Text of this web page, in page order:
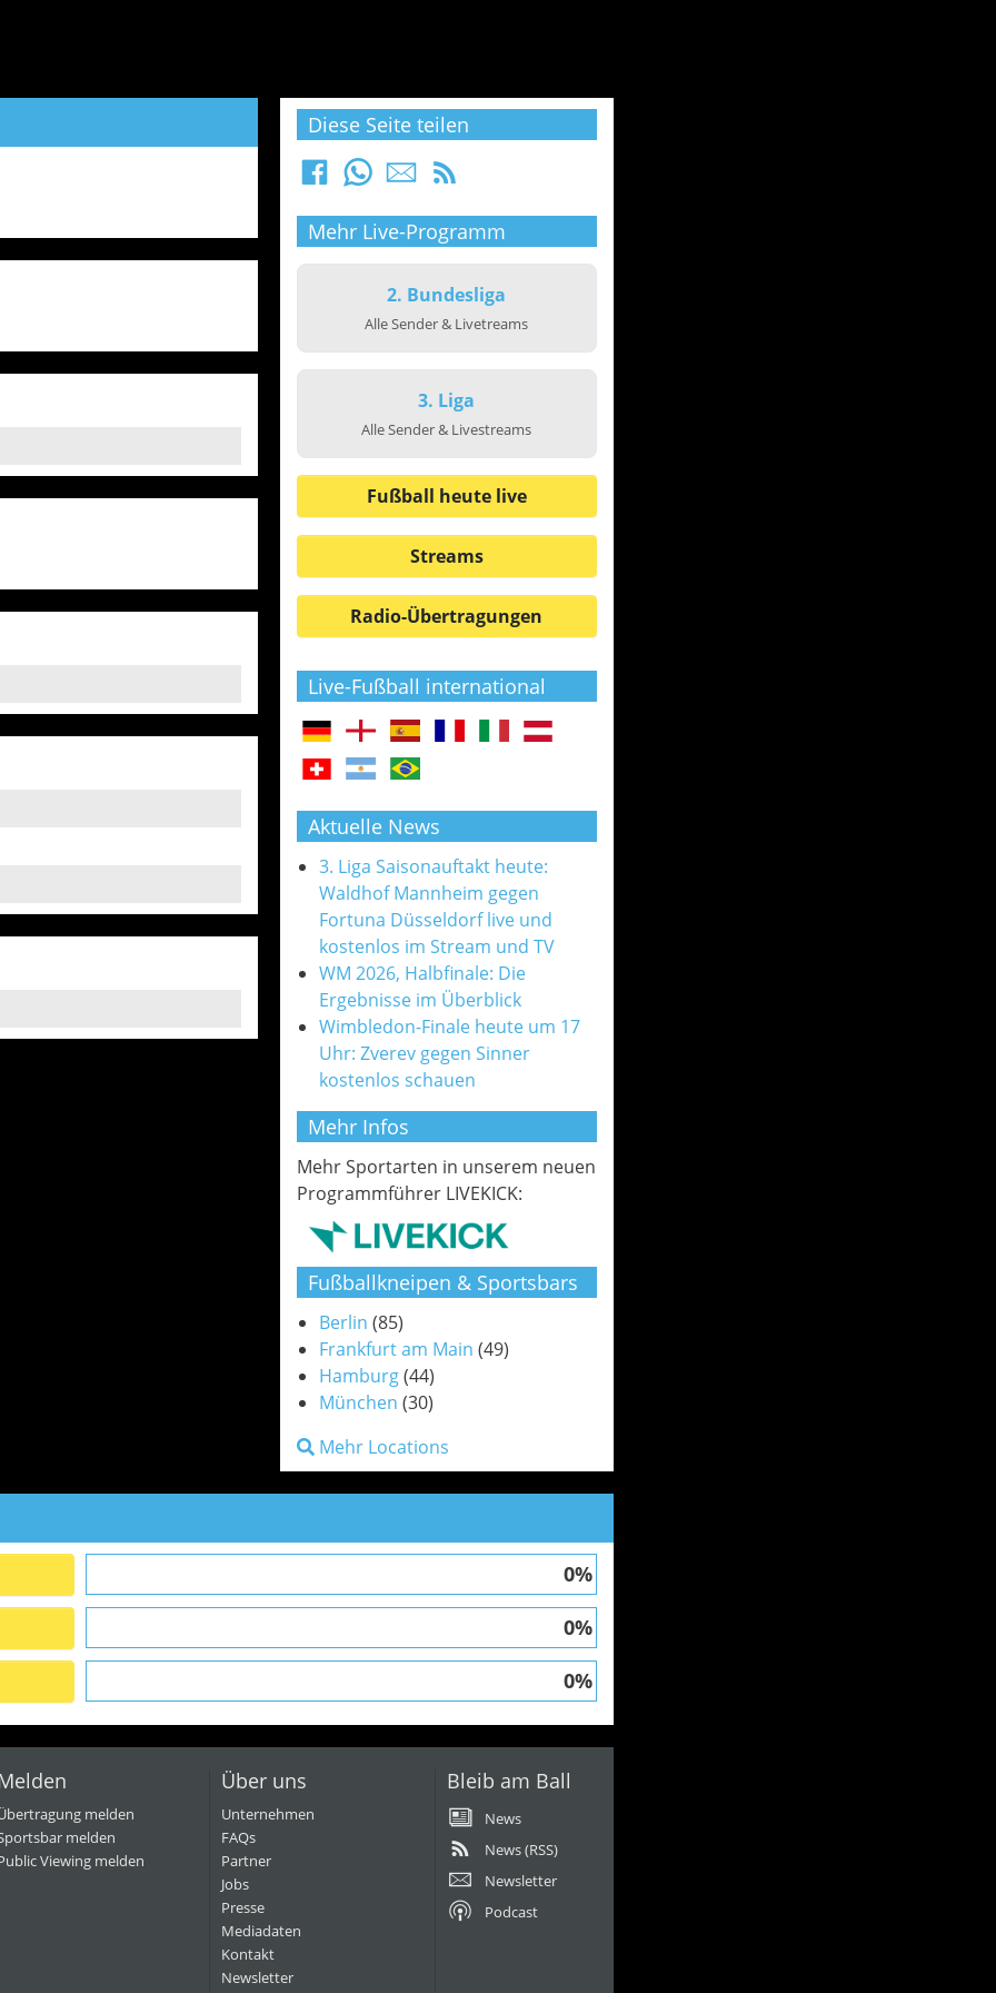
Diese Seite teilen
Mehr Live-Programm
2. Bundesliga
Alle Sender & Livetreams
3. Liga
Alle Sender & Livestreams
Fußball heute live
Streams
Radio-Übertragungen
Live-Fußball international
Aktuelle News
3. Liga Saisonauftakt heute:
Waldhof Mannheim gegen
Fortuna Düsseldorf live und
kostenlos im Stream und TV
WM 2026, Halbfinale: Die
Ergebnisse im Überblick
Wimbledon-Finale heute um 17
Uhr: Zverev gegen Sinner
kostenlos schauen
Mehr Infos
Mehr Sportarten in unserem neuen
Programmführer LIVEKICK:
Fußballkneipen & Sportsbars
Berlin (85)
Frankfurt am Main (49)
Hamburg(44)
München (30)
Mehr Locations
0%
0%
0%
melden
melden
Viewing melden
Über uns
Unternehmen
FAQs
Partner
Jobs
Presse
Mediadaten
Kontakt
Newsletter
Bleib am Ball
News
News (RSS)
Newsletter
Podcast